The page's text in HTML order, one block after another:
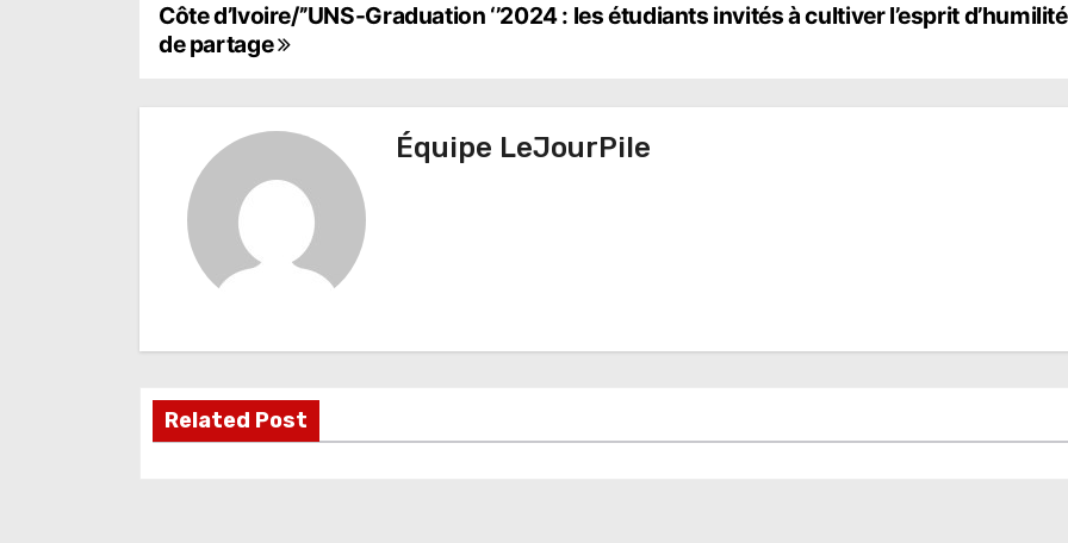
N
a
v
i
n
Côte d’Ivoire/’’UNS-Graduation ‘’2024 : les étudiants invités à cultiver l’esprit
de partage
Équipe LeJourPile
Related Post